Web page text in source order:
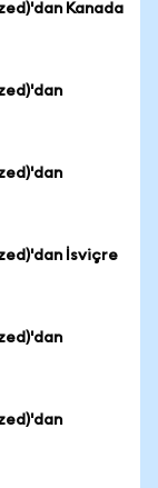
Kanada
İsviçre